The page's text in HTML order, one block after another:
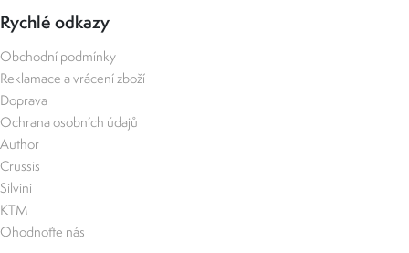
Rychlé odkazy
Obchodní podmínky
Reklamace a vrácení zboží
Doprava
Ochrana osobních údajů
Author
Crussis
Silvini
KTM
Ohodnoťte nás